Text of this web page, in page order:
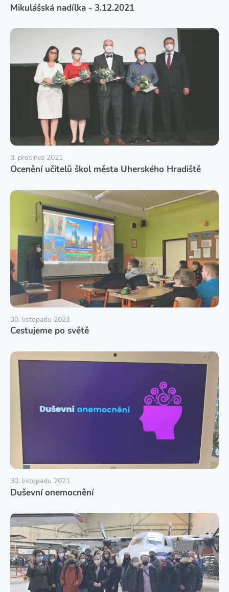
Mikulášská nadílka - 3.12.2021
3. prosince 2021
Ocenění učitelů škol města Uherského Hradiště
30. listopadu 2021
Cestujeme po světě
30. listopadu 2021
Duševní onemocnění